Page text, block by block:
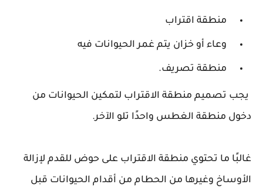
منطقة اقتراب
وعاء أو خزان يتم غمر الحيوانات فيه
منطقة تصريف.
يجب تصميم منطقة الاقتراب لتمكين الحيوانات من
دخول منطقة الغطس واحدًا تلو الآخر.
غالبًا ما تحتوي منطقة الاقتراب على حوض للقدم لإزالة
الأوساخ وغيرها من الحطام من أقدام الحيوانات قبل